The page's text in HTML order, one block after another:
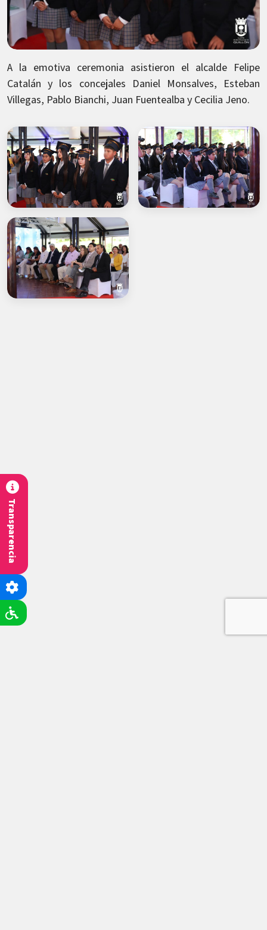
Transparencia
A la emotiva ceremonia asistieron el alcalde Felipe
Catalán y los concejales Daniel Monsalves, Esteban
Villegas, Pablo Bianchi, Juan Fuentealba y Cecilia Jeno.